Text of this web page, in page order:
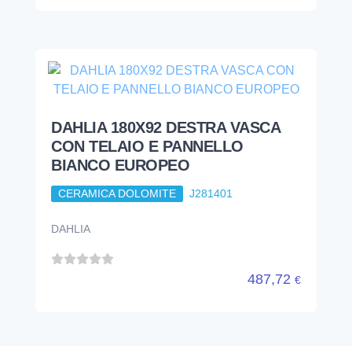
DAHLIA 180X92 DESTRA VASCA
CON TELAIO E PANNELLO
BIANCO EUROPEO
CERAMICA DOLOMITE J281401
DAHLIA
487,72 €